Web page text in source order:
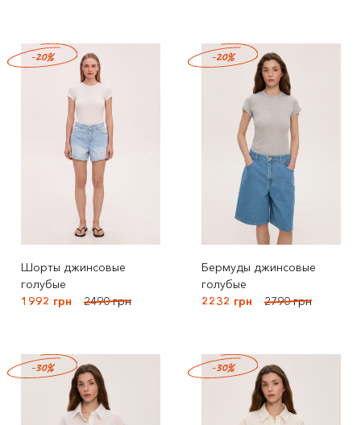
Шорты джинсовые
голубые
1992 грн
2490 грн
-20%
Бермуды джинсовые
голубые
2232 грн
2790 грн
-20%
-30% -30%